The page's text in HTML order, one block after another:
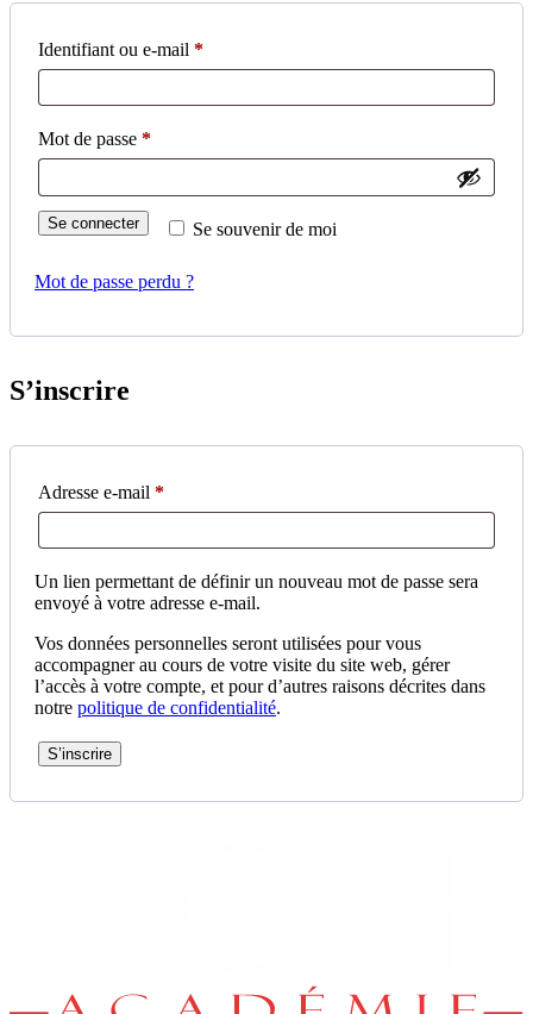
Identifiant ou e-mail *Obligatoire
Mot de passe *Obligatoire
Se souvenir de moi
Se connecter
Mot de passe perdu ?
S’inscrire
Adresse e-mail *Obligatoire
Un lien permettant de définir un nouveau mot de passe sera
envoyé à votre adresse e-mail.
Vos données personnelles seront utilisées pour vous
accompagner au cours de votre visite du site web, gérer
l’accès à votre compte, et pour d’autres raisons décrites dans
notre politique de confidentialité.
S’inscrire